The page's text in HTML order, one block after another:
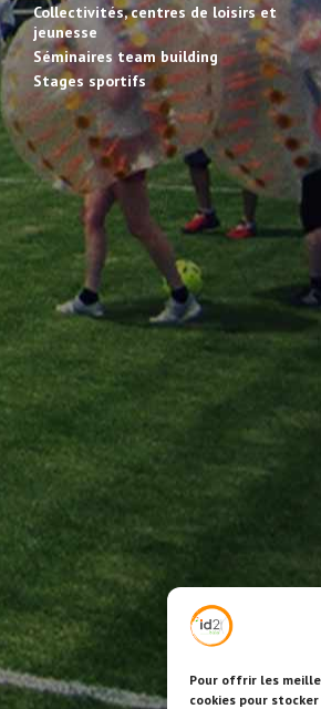
Pour offrir les
cookies pour
Collectivités, centres de loisirs et
jeunesse
Séminaires team building
Stages sportifs